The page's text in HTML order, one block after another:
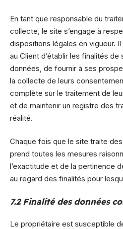
En tant que responsable du
collecte, le site s’engage à
dispositions légales en vigueur.
au Client d’établir les finalités
données, de fournir à ses
la collecte de leurs
complète sur le traitement de
et de maintenir un registre des
réalité.
Chaque fois que le site traite
prend toutes les mesures
l’exactitude et de la pertinence
au regard des finalités pour
7.2 Finalité des données
Le propriétaire est susceptible